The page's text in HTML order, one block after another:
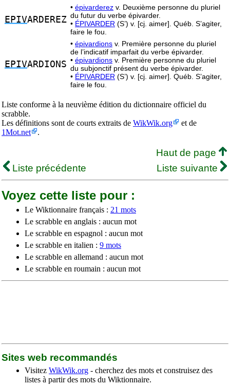
EPIVARDEREZ
• épivarderez v. Deuxième personne du pluriel
du futur du verbe épivarder.
• ÉPIVARDER (S’) v. [cj. aimer]. Québ. S’agiter,
faire le fou.
EPIVARDIONS
• épivardions v. Première personne du pluriel
de l’indicatif imparfait du verbe épivarder.
• épivardions v. Première personne du pluriel
du subjonctif présent du verbe épivarder.
• ÉPIVARDER (S’) v. [cj. aimer]. Québ. S’agiter,
faire le fou.
Liste conforme à la neuvième édition du dictionnaire officiel du
scrabble.
Les définitions sont de courts extraits de WikWik.org
et de
1Mot.net
.
Haut de page
Liste précédente
Liste suivante
Voyez cette liste pour :
Le Wiktionnaire français : 21 mots
Le scrabble en anglais : aucun mot
Le scrabble en espagnol : aucun mot
Le scrabble en italien : 9 mots
Le scrabble en allemand : aucun mot
Le scrabble en roumain : aucun mot
Sites web recommandés
Visitez WikWik.org - cherchez des mots et construisez des
listes à partir des mots du Wiktionnaire.